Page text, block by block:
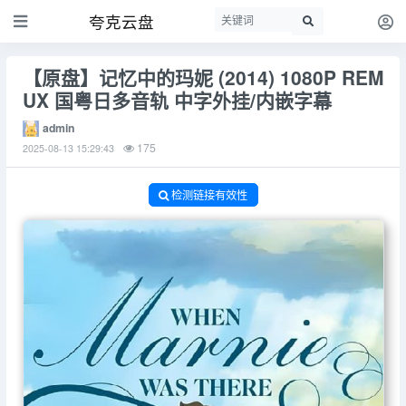
夸克云盘
【原盘】记忆中的玛妮 (2014) 1080P REM
UX 国粤日多音轨 中字外挂/内嵌字幕
admin
2025-08-13 15:29:43 175
检测链接有效性